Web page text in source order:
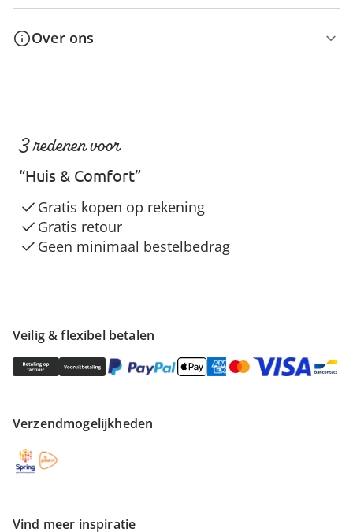
Over ons
Veilig & flexibel betalen
Verzendmogelijkheden
Vind meer inspiratie
3 redenen voor
“Huis & Comfort”
Gratis kopen op rekening
Gratis retour
Geen minimaal bestelbedrag